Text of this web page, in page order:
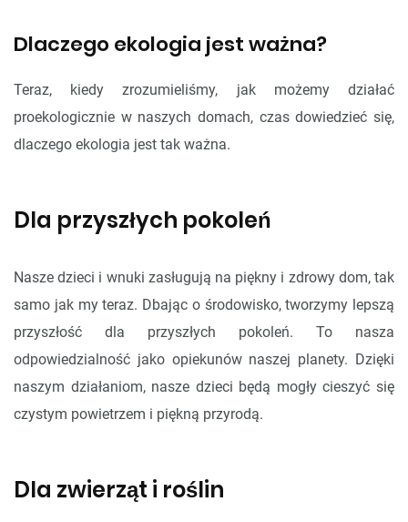
Dlaczego ekologia jest ważna?
Teraz, kiedy zrozumieliśmy, jak możemy działać
proekologicznie w naszych domach, czas dowiedzieć się,
dlaczego ekologia jest tak ważna.
Dla przyszłych pokoleń
Nasze dzieci i wnuki zasługują na piękny i zdrowy dom, tak
samo jak my teraz. Dbając o środowisko, tworzymy lepszą
przyszłość dla przyszłych pokoleń. To nasza
odpowiedzialność jako opiekunów naszej planety. Dzięki
naszym działaniom, nasze dzieci będą mogły cieszyć się
czystym powietrzem i piękną przyrodą.
Dla zwierząt i roślin